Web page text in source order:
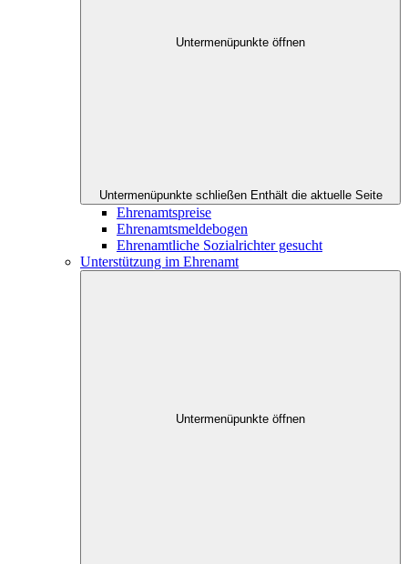
Untermenüpunkte öffnen
Untermenüpunkte schließen Enthält die aktuelle Seite
Ehrenamtspreise
Ehrenamtsmeldebogen
Ehrenamtliche Sozialrichter gesucht
Unterstützung im Ehrenamt
Untermenüpunkte öffnen